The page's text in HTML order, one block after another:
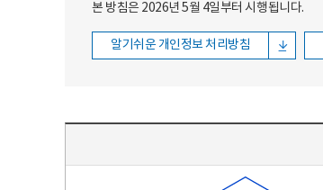
본 방침은 2026년 5월 4일부터 시행됩니다.
알기쉬운 개인정보 처리방침